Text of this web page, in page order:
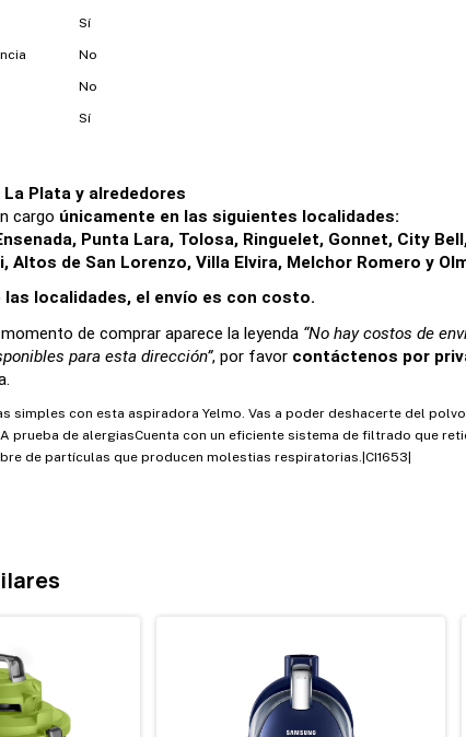
Sí
No
No
Sí
Plata y alrededores
cargo únicamente en las siguientes localidades:
Punta Lara, Tolosa, Ringuelet, Gonnet, City
Altos de San Lorenzo, Villa Elvira, Melchor Romero y
las localidades, el envío es con costo.
de comprar aparece la leyenda “No hay costos de
para esta dirección”, por favor contáctenos por
simples con esta aspiradora Yelmo. Vas a poder deshacerte del
prueba de alergiasCuenta con un eficiente sistema de filtrado que
de partículas que producen molestias respiratorias.|CI1653|